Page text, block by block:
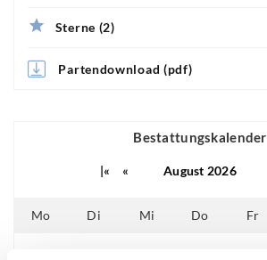
Sterne (2)
Partendownload (pdf)
Bestattungskalender
|« « August 2026
Mo Di Mi Do Fr